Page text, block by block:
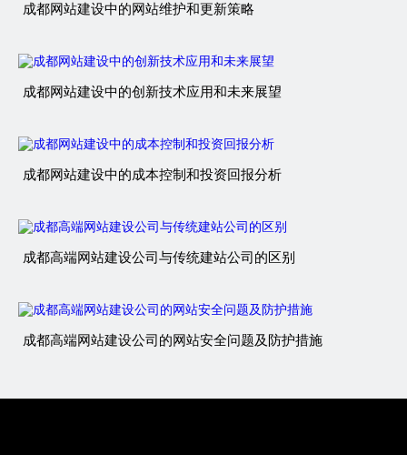
成都网站建设中的网站维护和更新策略
成都网站建设中的创新技术应用和未来展望
成都网站建设中的成本控制和投资回报分析
成都高端网站建设公司与传统建站公司的区别
成都高端网站建设公司的网站安全问题及防护措施